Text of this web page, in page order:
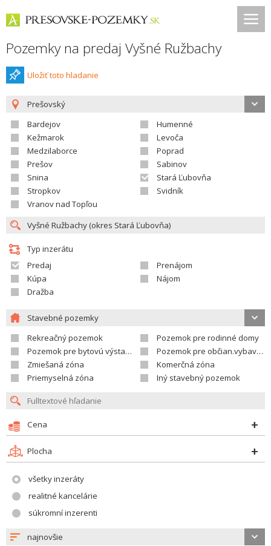
Pozemky na predaj Vyšné Ružbachy
Uložiť toto hladanie
Prešovský
Bardejov
Humenné
Kežmarok
Levoča
Medzilaborce
Poprad
Prešov
Sabinov
Snina
Stará Ľubovňa
Stropkov
Svidník
Vranov nad Topľou
Typ inzerátu
Predaj
Prenájom
Kúpa
Nájom
Dražba
Stavebné pozemky
Rekreačný pozemok
Pozemok pre rodinné domy
Pozemok pre bytovú výstavbu
Pozemok pre občian.vybavenosť
Zmiešaná zóna
Komerčná zóna
Priemyselná zóna
Iný stavebný pozemok
Cena
Plocha
všetky inzeráty
realitné kancelárie
súkromní inzerenti
najnovšie